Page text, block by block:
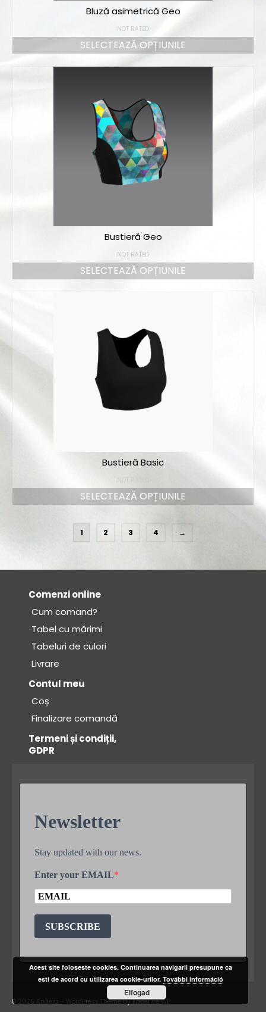
Bluză asimetrică Geo
NOT RATED
SELECTEAZĂ OPȚIUNILE
Bustieră Geo
NOT RATED
SELECTEAZĂ OPȚIUNILE
Bustieră Basic
SELECTEAZĂ OPȚIUNILE
1 2 3 4 →
Comenzi online
Cum comand?
Tabel cu mărimi
Tabeluri de culori
Livrare
Contul meu
Coș
Finalizare comandă
Termeni și condiții,
GDPR
Newsletter
Stay updated with our news.
Enter your EMAIL
SUBSCRIBE
© 2026 Andera - WordPress Theme byKadence WP
Acest site foloseste cookies. Continuarea navigarii presupune ca
esti de acord cu utilizarea cookie-urilor.További információ
Elfogad